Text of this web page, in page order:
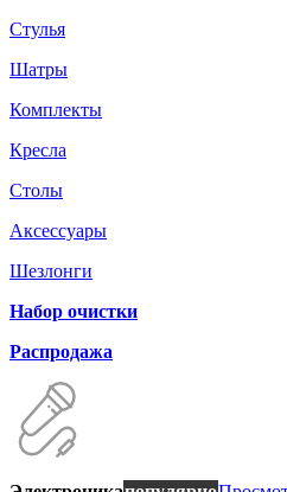
Стулья
Шатры
Комплекты
Кресла
Столы
Аксессуары
Шезлонги
Набор очистки
Распродажа